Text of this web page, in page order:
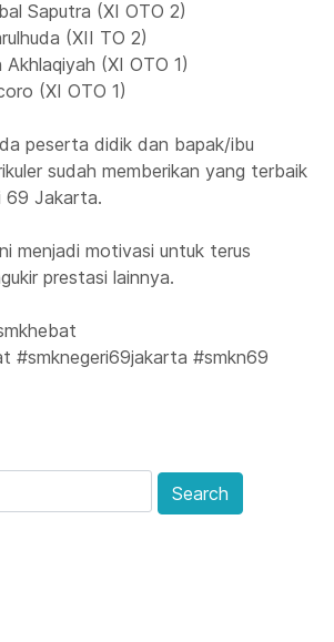
Saputra (XI OTO 2)
(XII TO 2)
(XI OTO 1)
(XI OTO 1)
peserta didik dan bapak/ibu
sudah memberikan yang terbaik
69 Jakarta.
menjadi motivasi untuk terus
prestasi lainnya.
#smknegeri69jakarta #smkn69